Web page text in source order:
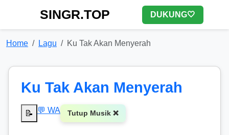
SINGR.TOP DUKUNG🤍
Home Lagu Ku Tak Akan Menyerah
Ku Tak Akan Menyerah
📝 💬 WA Tutup Musik ❌